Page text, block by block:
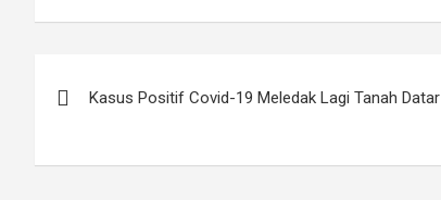
navigation
Kasus Positif Covid-19 Meledak Lagi Tanah Datar